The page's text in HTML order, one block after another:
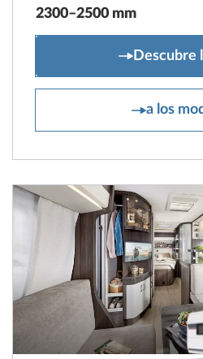
2300–2500 mm
Descubre
a los